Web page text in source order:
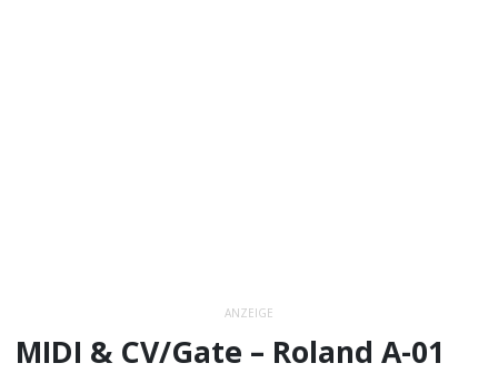
ANZEIGE
MIDI & CV/Gate – Roland A-01